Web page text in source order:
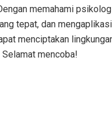
memahami
tepat, dan
menciptakan
Selamat mencoba!